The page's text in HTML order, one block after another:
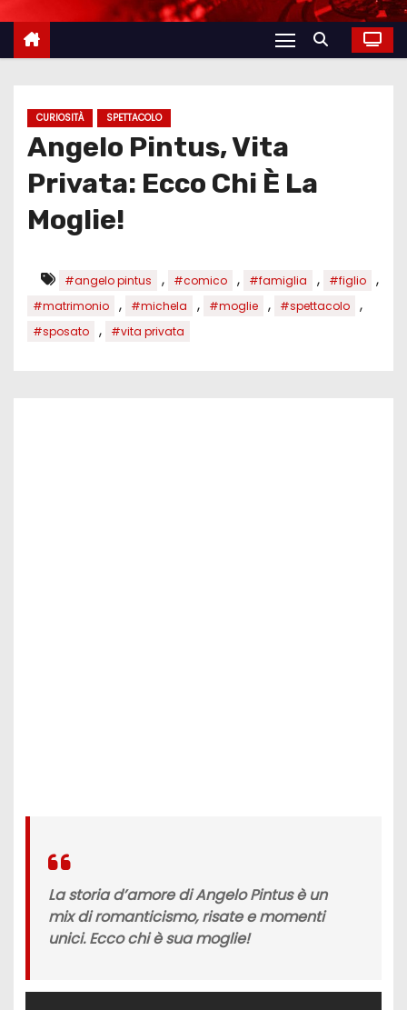
CURIOSITÀ SPETTACOLO
Angelo Pintus, Vita
Privata: Ecco Chi È La
Moglie!
#angelo pintus , #comico , #famiglia , #figlio ,
#matrimonio , #michela , #moglie , #spettacolo ,
#sposato , #vita privata
La storia d’amore di Angelo Pintus è un
mix di romanticismo, risate e momenti
unici. Ecco chi è sua moglie!